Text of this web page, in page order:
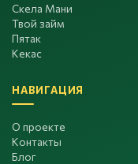
Скела Мани
Твой займ
Пятак
Кекас
НАВИГАЦИЯ
О проекте
Контакты
Блог